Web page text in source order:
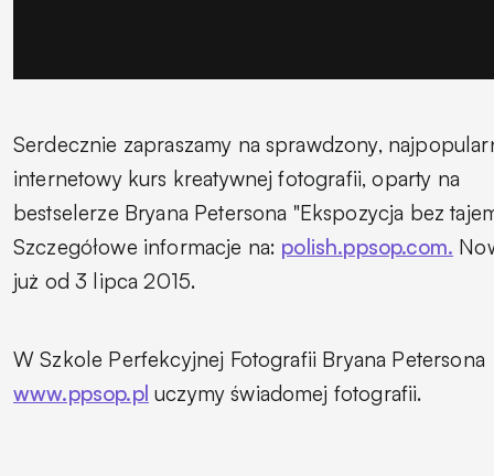
Serdecznie zapraszamy na sprawdzony,
internetowy kurs kreatywnej fotografii, oparty na
bestselerze Bryana Petersona "Ekspozycja bez
Szczegółowe informacje na: polish.ppsop.com.
już od 3 lipca 2015.
W Szkole Perfekcyjnej Fotografii Bryana Petersona
www.ppsop.pl uczymy świadomej fotografii.